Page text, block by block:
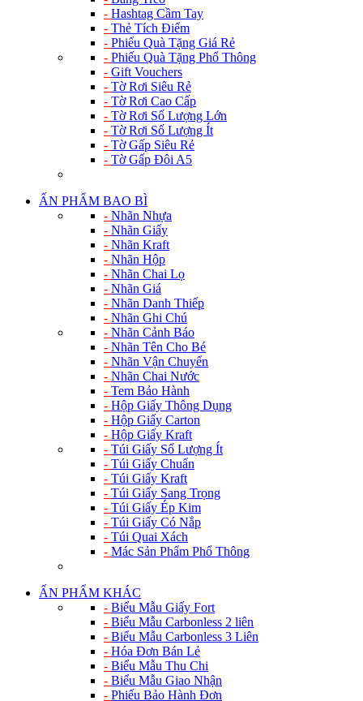
- Hashtag Cầm Tay
- Thẻ Tích Điểm
- Phiếu Quà Tặng Giá Rẻ
- Phiếu Quà Tặng Phổ Thông
- Gift Vouchers
- Tờ Rơi Siêu Rẻ
- Tờ Rơi Cao Cấp
- Tờ Rơi Số Lượng Lớn
- Tờ Rơi Số Lượng Ít
- Tờ Gấp Siêu Rẻ
- Tờ Gấp Đôi A5
ẤN PHẨM BAO BÌ
- Nhãn Nhựa
- Nhãn Giấy
- Nhãn Kraft
- Nhãn Hộp
- Nhãn Chai Lọ
- Nhãn Giá
- Nhãn Danh Thiếp
- Nhãn Ghi Chú
- Nhãn Cảnh Báo
- Nhãn Tên Cho Bé
- Nhãn Vận Chuyển
- Nhãn Chai Nước
- Tem Bảo Hành
- Hộp Giấy Thông Dụng
- Hộp Giấy Carton
- Hộp Giấy Kraft
- Túi Giấy Số Lượng Ít
- Túi Giấy Chuẩn
- Túi Giấy Kraft
- Túi Giấy Sang Trọng
- Túi Giấy Ép Kim
- Túi Giấy Có Nắp
- Túi Quai Xách
- Mác Sản Phẩm Phổ Thông
ẤN PHẨM KHÁC
- Biểu Mẫu Giấy Fort
- Biểu Mẫu Carbonless 2 liên
- Biểu Mẫu Carbonless 3 Liên
- Hóa Đơn Bán Lẻ
- Biểu Mẫu Thu Chi
- Biểu Mẫu Giao Nhận
- Phiếu Bảo Hành Đơn